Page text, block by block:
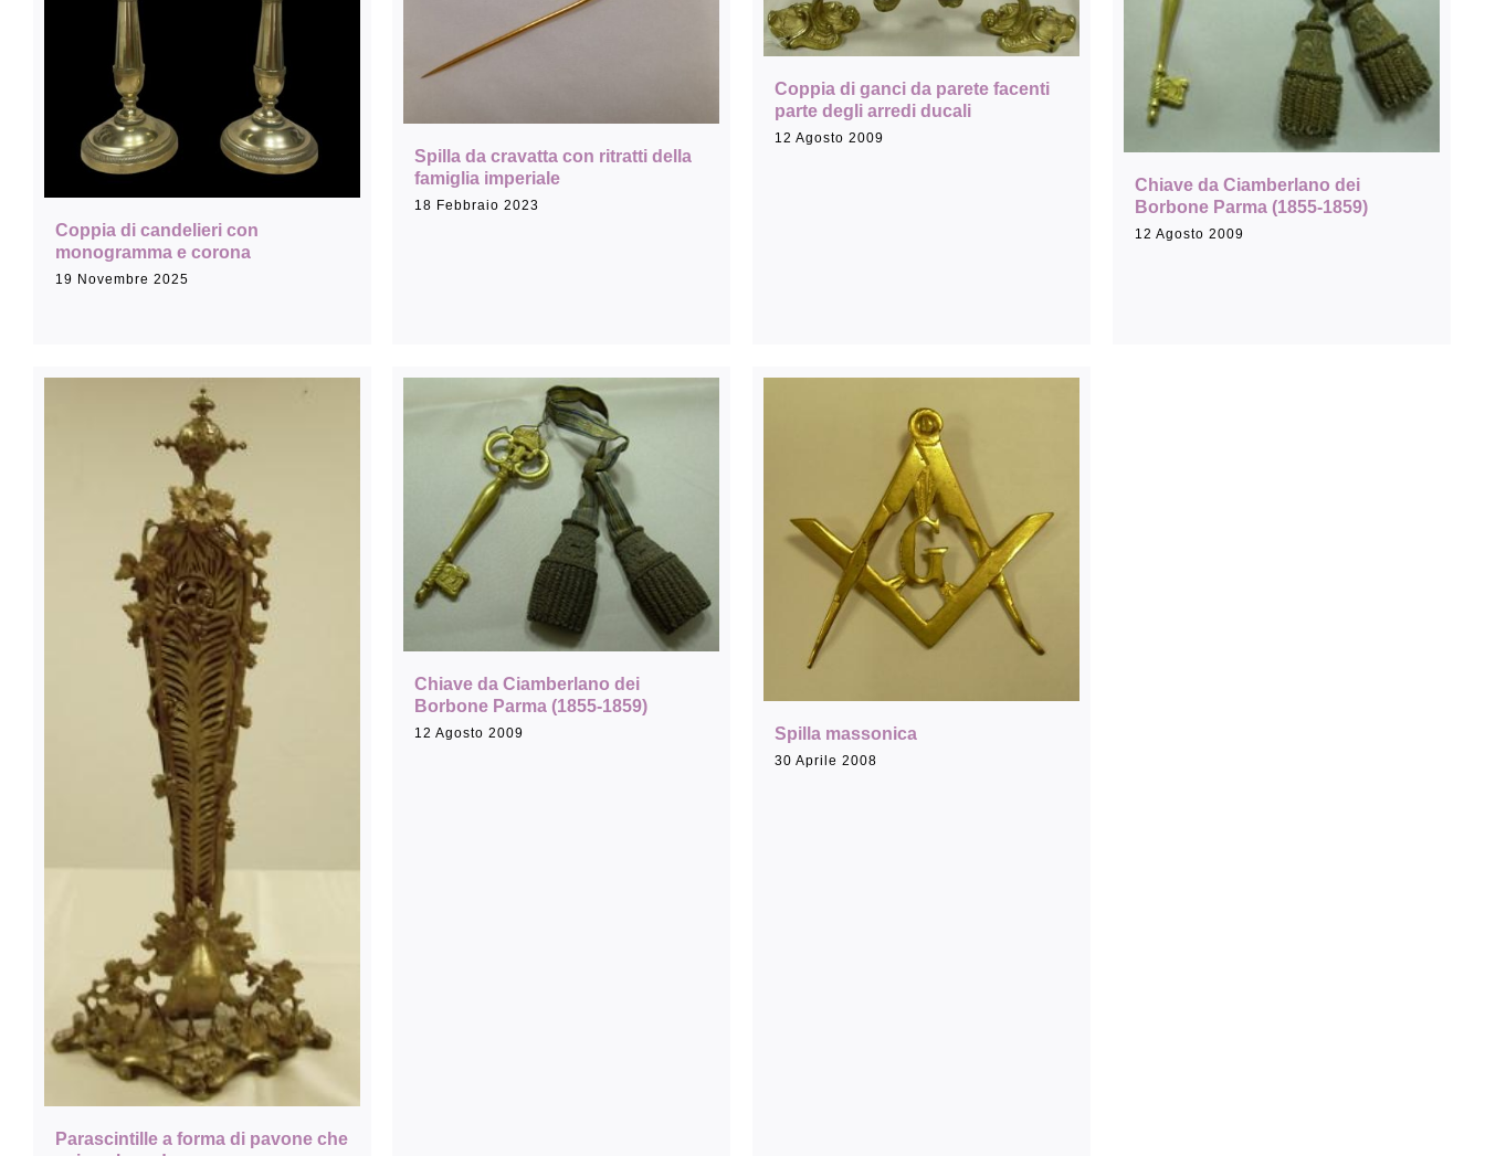
Sala Maria Luigia Rassegna stampa
Prestiti a mostre esterne
Coppia di candelieri con
monogramma e corona
19 Novembre 2025
Spilla da cravatta con ritratti della
famiglia imperiale
18 Febbraio 2023
Coppia di ganci da parete facenti
parte degli arredi ducali
12 Agosto 2009
Chiave da Ciamberlano dei
Borbone Parma (1855-1859)
12 Agosto 2009
Parascintille a forma di pavone che
Chiave da Ciamberlano dei
Borbone Parma (1855-1859)
12 Agosto 2009 Spilla massonica
30 Aprile 2008